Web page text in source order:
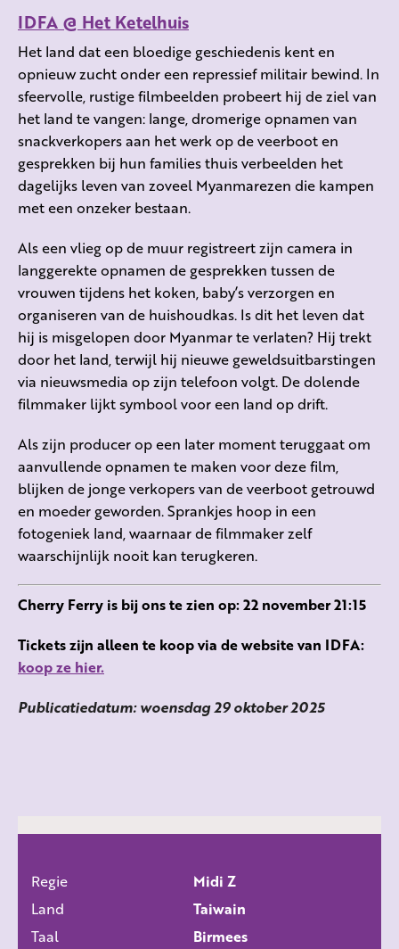
IDFA @ Het Ketelhuis
Het land dat een bloedige geschiedenis kent en
opnieuw zucht onder een repressief militair bewind. In
sfeervolle, rustige filmbeelden probeert hij de ziel van
het land te vangen: lange, dromerige opnamen van
snackverkopers aan het werk op de veerboot en
gesprekken bij hun families thuis verbeelden het
dagelijks leven van zoveel Myanmarezen die kampen
met een onzeker bestaan.
Als een vlieg op de muur registreert zijn camera in
langgerekte opnamen de gesprekken tussen de
vrouwen tijdens het koken, baby’s verzorgen en
organiseren van de huishoudkas. Is dit het leven dat
hij is misgelopen door Myanmar te verlaten? Hij trekt
door het land, terwijl hij nieuwe geweldsuitbarstingen
via nieuwsmedia op zijn telefoon volgt. De dolende
filmmaker lijkt symbool voor een land op drift.
Als zijn producer op een later moment teruggaat om
aanvullende opnamen te maken voor deze film,
blijken de jonge verkopers van de veerboot getrouwd
en moeder geworden. Sprankjes hoop in een
fotogeniek land, waarnaar de filmmaker zelf
waarschijnlijk nooit kan terugkeren.
Cherry Ferry is bij ons te zien op: 22 november 21:15
Tickets zijn alleen te koop via de website van IDFA:
koop ze hier.
Publicatiedatum: woensdag 29 oktober 2025
Regie
Midi Z
Land
Taiwain
Taal
Birmees